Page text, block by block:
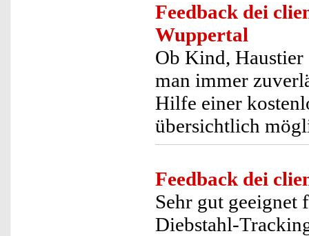
Feedback dei
Wuppertal
Ob Kind,
man immer
Hilfe einer
übersichtlich
Feedback dei
Sehr gut geeignet
Diebstahl-